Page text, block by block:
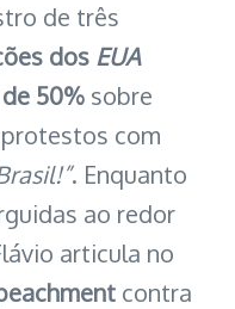
de três
dos EUA
50% sobre
com
. Enquanto
ao redor
articula no
contra